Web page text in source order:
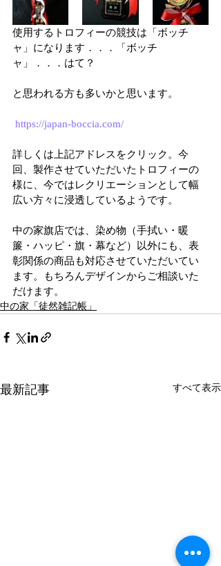
使用するトロフィーの競技は「ボッチ
ャ」になります．．．「ボッチ
ャ」．．．はて？
と思われる方も多いかと思います。
https://japan-boccia.com/
詳しくは上記アドレスをクリック。今
回、製作させていただいたトロフィーの
様に、今ではレクリエーションとして幅
広い方々に浸透しているようです。
中の家旗店では、染め物（手拭い・暖
簾・ハッピ・旗・幕など）以外にも、表
彰関係の商品も対応させていただいてい
ます。もちろんデザインからご相談いた
だけます。
中の家「徒然雑記帳」
最新記事 すべて表示